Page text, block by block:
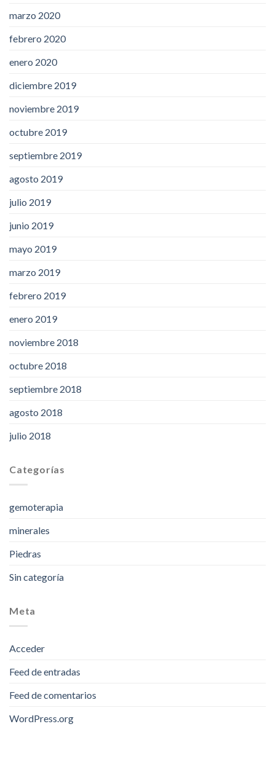
marzo 2020
febrero 2020
enero 2020
diciembre 2019
noviembre 2019
octubre 2019
septiembre 2019
agosto 2019
julio 2019
junio 2019
mayo 2019
marzo 2019
febrero 2019
enero 2019
noviembre 2018
octubre 2018
septiembre 2018
agosto 2018
julio 2018
Categorías
gemoterapia
minerales
Piedras
Sin categoría
Meta
Acceder
Feed de entradas
Feed de comentarios
WordPress.org